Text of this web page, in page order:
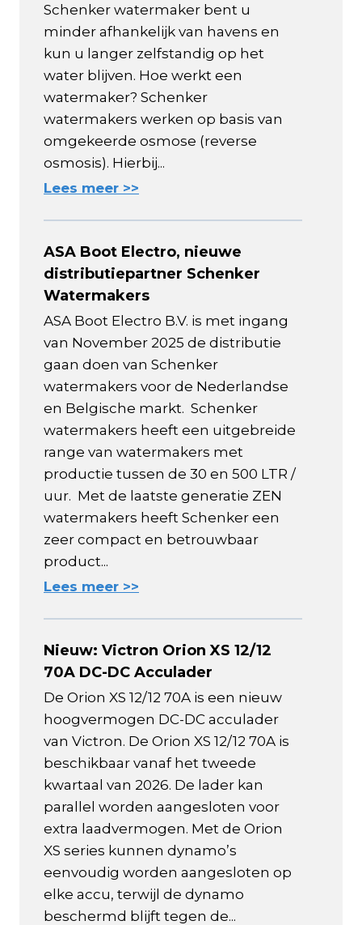
Schenker watermaker bent u
minder afhankelijk van havens en
kun u langer zelfstandig op het
water blijven. Hoe werkt een
watermaker? Schenker
watermakers werken op basis van
omgekeerde osmose (reverse
osmosis). Hierbij...
Lees meer >>
ASA Boot Electro, nieuwe
distributiepartner Schenker
Watermakers
ASA Boot Electro B.V. is met ingang
van November 2025 de distributie
gaan doen van Schenker
watermakers voor de Nederlandse
en Belgische markt. Schenker
watermakers heeft een uitgebreide
range van watermakers met
productie tussen de 30 en 500 LTR /
uur. Met de laatste generatie ZEN
watermakers heeft Schenker een
zeer compact en betrouwbaar
product...
Lees meer >>
Nieuw: Victron Orion XS 12/12
70A DC-DC Acculader
De Orion XS 12/12 70A is een nieuw
hoogvermogen DC-DC acculader
van Victron. De Orion XS 12/12 70A is
beschikbaar vanaf het tweede
kwartaal van 2026. De lader kan
parallel worden aangesloten voor
extra laadvermogen. Met de Orion
XS series kunnen dynamo’s
eenvoudig worden aangesloten op
elke accu, terwijl de dynamo
beschermd blijft tegen de...